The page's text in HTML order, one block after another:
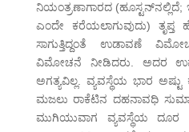
ನಿಯಂತ್ರಣಾಗಾರದ (ಹೂಸ್ಟನ್‌ನಲ್ಲಿದೆ;
ಎಂದೇ ಕರೆಯಲಾಗುವುದು) ತೃಪ್ತ
ಸಾಗುತ್ತಿದ್ದಂತೆ ಉಡಾವಣೆ
ವಿಮೋಚನೆ ನೀಡಿದರು. ಅದರ
ಅಗತ್ಯವಿಲ್ಲ. ವ್ಯವಸ್ಥೆಯ ಭಾರ
ಮಜಲು ರಾಕೆಟಿನ ದಹನಾವಧಿ
ಮುಗಿಯುವಾಗ ವ್ಯವಸ್ಥೆಯ